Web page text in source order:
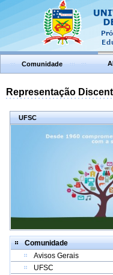
Comunidade
Representação
UFSC
Comunidade
Avisos Gerais
UFSC